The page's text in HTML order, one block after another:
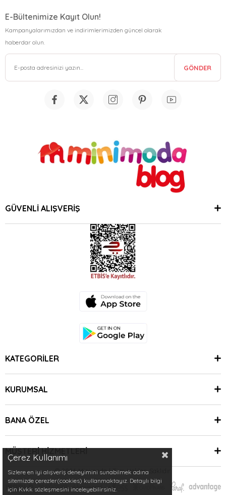
E-Bültenimize Kayıt Olun!
Kampanyalarımızdan ve indirimlerimizden güncel olarak
haberdar olun.
GÖNDER
GÜVENLİ ALIŞVERİŞ
KATEGORİLER
KURUMSAL
BANA ÖZEL
MÜŞTERİ HİZMETLERİ
© 2024 Minimoda | Tüm Hakları Saklıdır.
Çerez Kullanımı
Sizlere en iyi alışveriş deneyimini sunabilmek adına
sitemizde çerezler(cookies) kullanmaktayız. Detaylı bilgi
için Kvkk sözleşmesini inceleyebilirsiniz.